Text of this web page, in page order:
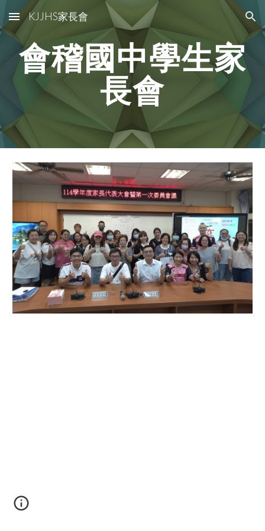
Skip to main content Skip to navigation
KJJHS家長會
會稽國中學生家
長會